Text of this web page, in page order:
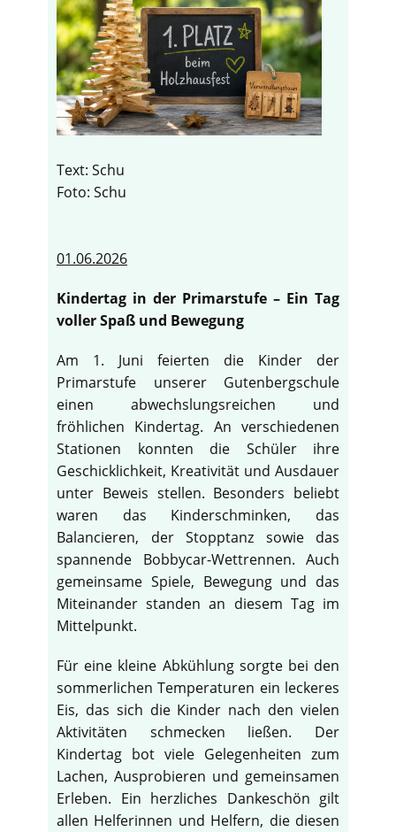
Text: Schu
Foto: Schu
01.06.2026
Kindertag in der Primarstufe – Ein Tag
voller Spaß und Bewegung
Am 1. Juni feierten die Kinder der
Primarstufe unserer Gutenbergschule
einen abwechslungsreichen und
fröhlichen Kindertag. An verschiedenen
Stationen konnten die Schüler ihre
Geschicklichkeit, Kreativität und Ausdauer
unter Beweis stellen. Besonders beliebt
waren das Kinderschminken, das
Balancieren, der Stopptanz sowie das
spannende Bobbycar-Wettrennen. Auch
gemeinsame Spiele, Bewegung und das
Miteinander standen an diesem Tag im
Mittelpunkt.
Für eine kleine Abkühlung sorgte bei den
sommerlichen Temperaturen ein leckeres
Eis, das sich die Kinder nach den vielen
Aktivitäten schmecken ließen. Der
Kindertag bot viele Gelegenheiten zum
Lachen, Ausprobieren und gemeinsamen
Erleben. Ein herzliches Dankeschön gilt
allen Helferinnen und Helfern, die diesen